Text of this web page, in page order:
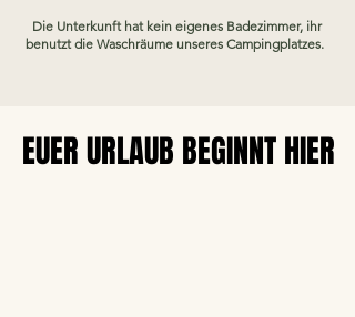
Die Unterkunft​ hat kein eigenes Badezimmer, ihr
benutzt die Waschräume unseres Campingplatzes.
EUER URLAUB BEGINNT HIER
EUER URLAUB BEGINNT HIER